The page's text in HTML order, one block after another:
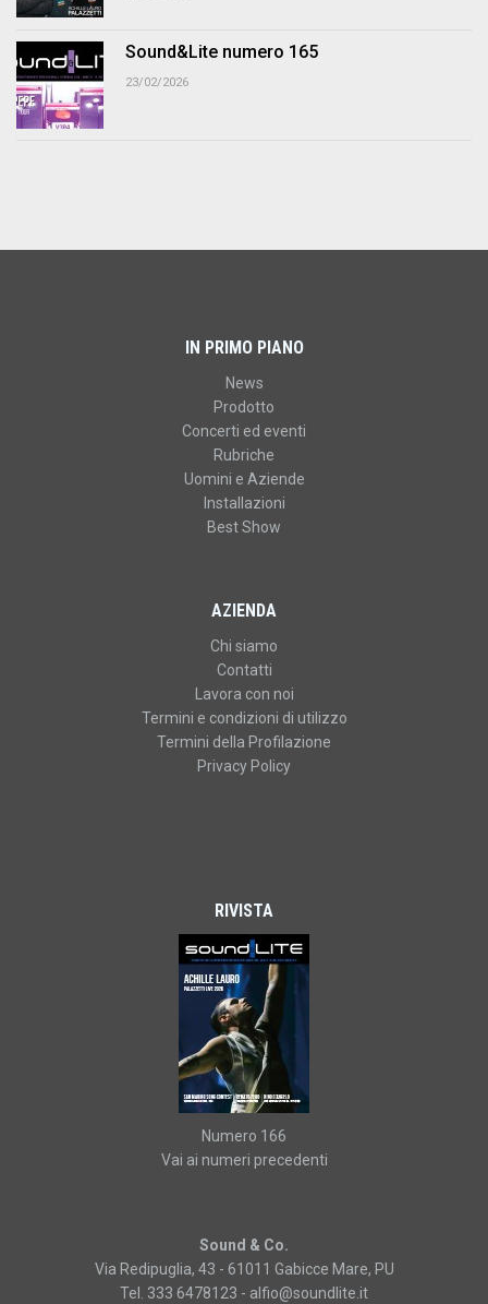
Sound&Lite numero 165
23/02/2026
IN PRIMO PIANO
News
Prodotto
Concerti ed eventi
Rubriche
Uomini e Aziende
Installazioni
Best Show
AZIENDA
Chi siamo
Contatti
Lavora con noi
Termini e condizioni di utilizzo
Termini della Profilazione
Privacy Policy
RIVISTA
Numero 166
Vai ai numeri precedenti
Sound & Co.
Via Redipuglia, 43 - 61011 Gabicce Mare, PU
Tel. 333 6478123 - alfio@soundlite.it